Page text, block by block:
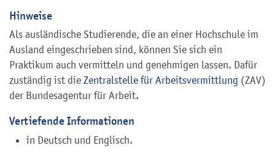
Hinweise
Als ausländische Studierende, die an einer Hochschule im
Ausland eingeschrieben sind, können Sie sich ein
Praktikum auch vermitteln und genehmigen lassen. Dafür
zuständig ist die Zentralstelle für Arbeitsvermittlung (ZAV)
der Bundesagentur für Arbeit.
Vertiefende Informationen
in Deutsch und Englisch.